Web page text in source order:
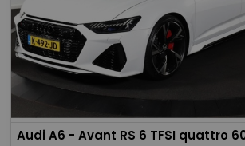
Audi A6 - Avant RS 6 TFSI quattro